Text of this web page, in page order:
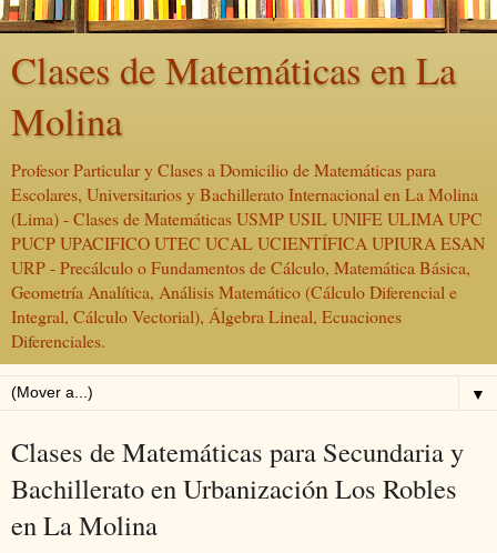
Clases de Matemáticas en La
Molina
Profesor Particular y Clases a Domicilio de Matemáticas para
Escolares, Universitarios y Bachillerato Internacional en La Molina
(Lima) - Clases de Matemáticas USMP USIL UNIFE ULIMA UPC
PUCP UPACIFICO UTEC UCAL UCIENTÍFICA UPIURA ESAN
URP - Precálculo o Fundamentos de Cálculo, Matemática Básica,
Geometría Analítica, Análisis Matemático (Cálculo Diferencial e
Integral, Cálculo Vectorial), Álgebra Lineal, Ecuaciones
Diferenciales.
▼
Clases de Matemáticas para Secundaria y
Bachillerato en Urbanización Los Robles
en La Molina